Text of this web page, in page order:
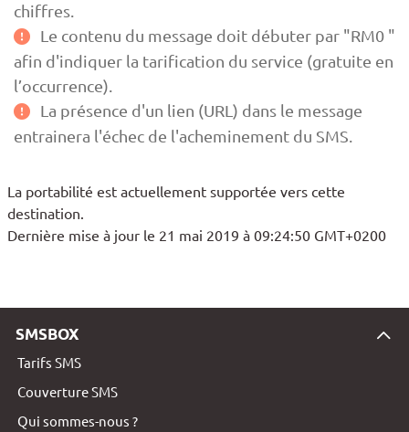
chiffres.
Le contenu du message doit débuter par "RM0 "
afin d'indiquer la tarification du service (gratuite en
l’occurrence).
La présence d'un lien (URL) dans le message
entrainera l'échec de l'acheminement du SMS.
La portabilité est actuellement supportée vers cette
destination.
Dernière mise à jour le 21 mai 2019 à 09:24:50 GMT+0200
SMSBOX
Tarifs SMS
Couverture SMS
Qui sommes-nous ?